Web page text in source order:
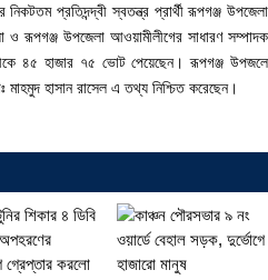
প্রতিদন্দ্বী স্বতন্ত্র প্রার্থী রূপগঞ্জ উপজেলা
ও রূপগঞ্জ উপজেলা আওয়ামীলীগের সাধারণ সম্পাদক
৪৫ হাজার ৭৫ ভোট পেয়েছেন। রূপগঞ্জ উপজলে
মাহমুদ হাসান রাসেল এ তথ্য নিশ্চিত করেছেন।